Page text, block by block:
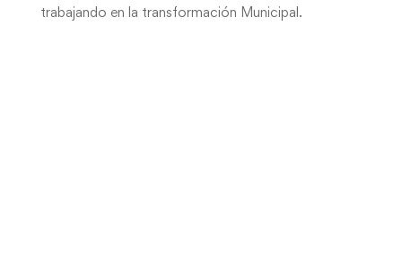
trabajando en la transformación Municipal.